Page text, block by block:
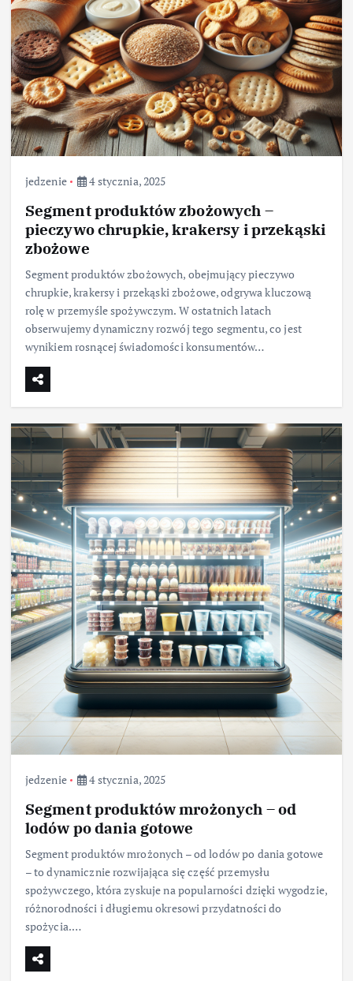
jedzenie 4 stycznia, 2025
Segment produktów zbożowych –
pieczywo chrupkie, krakersy i przekąski
zbożowe
Segment produktów zbożowych, obejmujący pieczywo
chrupkie, krakersy i przekąski zbożowe, odgrywa kluczową
rolę w przemyśle spożywczym. W ostatnich latach
obserwujemy dynamiczny rozwój tego segmentu, co jest
wynikiem rosnącej świadomości konsumentów…
jedzenie 4 stycznia, 2025
Segment produktów mrożonych – od
lodów po dania gotowe
Segment produktów mrożonych – od lodów po dania gotowe
– to dynamicznie rozwijająca się część przemysłu
spożywczego, która zyskuje na popularności dzięki wygodzie,
różnorodności i długiemu okresowi przydatności do
spożycia.…